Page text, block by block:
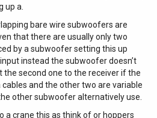
up a.
bare wire subwoofers are
that there are usually only two
by a subwoofer setting this up
instead the subwoofer doesn’t
the second one to the receiver if the
cables and the other two are variable
other subwoofer alternatively use.
a crane this as think of or hoppers